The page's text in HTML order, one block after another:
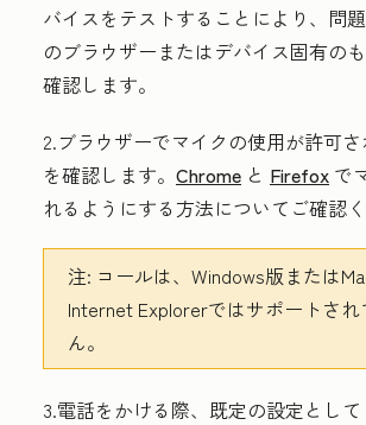
バイスをテストすることにより、問
のブラウザーまたはデバイス固有の
確認します。
2.ブラウザーでマイクの使用が許可さ
を確認します。 Chrome と Firefox で
れるようにする方法についてご確認く
注: コールは、Windows版または
Internet Explorerではサポートされ
ん。
3.電話をかける際、既定の設定として